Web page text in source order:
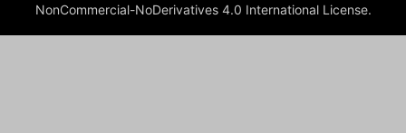
NonCommercial-NoDerivatives 4.0 International License.